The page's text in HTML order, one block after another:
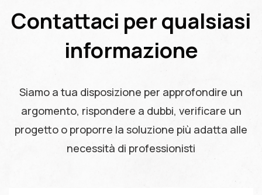
Contattaci per qualsiasi
informazione
Siamo a tua disposizione per approfondire un
argomento, rispondere a dubbi, verificare un
progetto o proporre la soluzione più adatta alle
necessità di professionisti